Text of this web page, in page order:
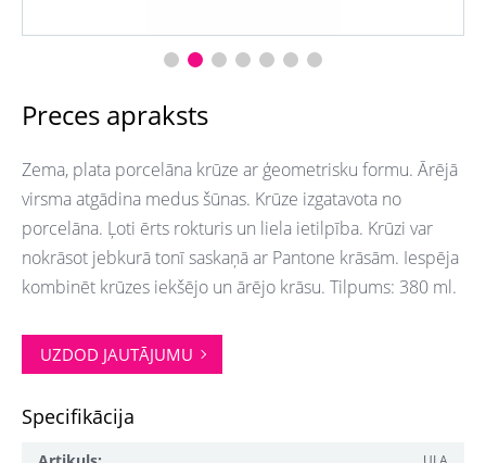
Preces apraksts
Zema, plata porcelāna krūze ar ģeometrisku formu. Ārējā
virsma atgādina medus šūnas. Krūze izgatavota no
porcelāna. Ļoti ērts rokturis un liela ietilpība. Krūzi var
nokrāsot jebkurā tonī saskaņā ar Pantone krāsām. Iespēja
kombinēt krūzes iekšējo un ārējo krāsu. Tilpums: 380 ml.
UZDOD JAUTĀJUMU
Specifikācija